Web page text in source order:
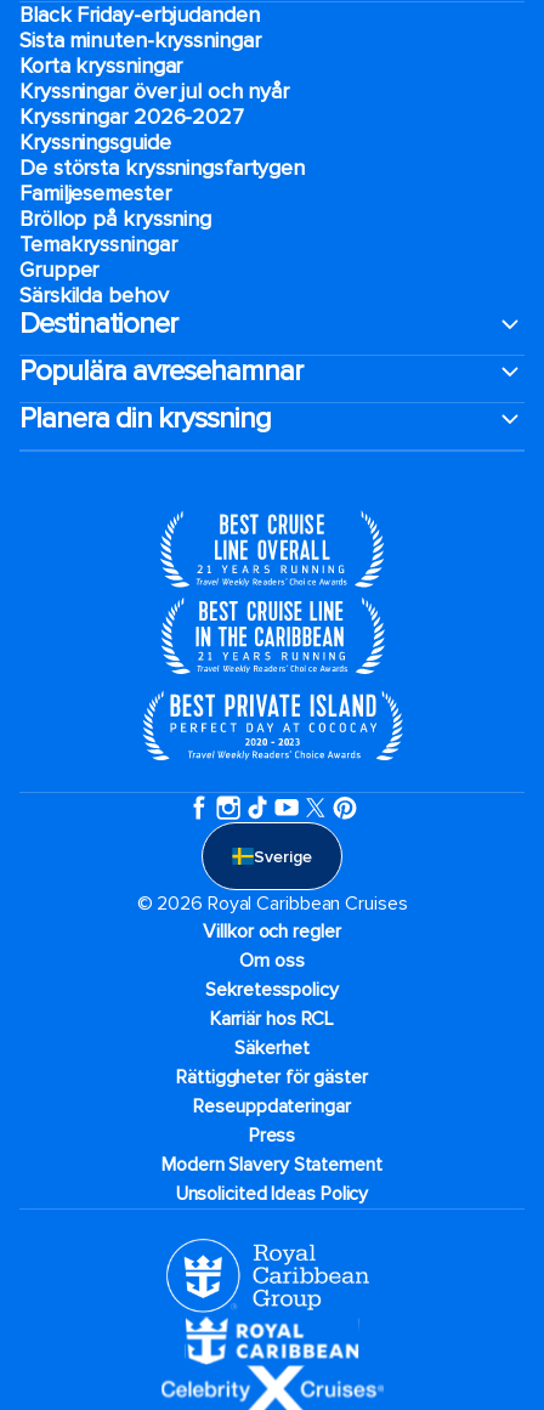
Black Friday-erbjudanden
Sista minuten-kryssningar
Korta kryssningar
Kryssningar över jul och nyår
Kryssningar 2026-2027
Kryssningsguide
De största kryssningsfartygen
Familjesemester
Bröllop på kryssning
Temakryssningar
Grupper
Särskilda behov
Destinationer
Populära avresehamnar
Planera din kryssning
Sverige
© 2026 Royal Caribbean Cruises
Villkor och regler
Om oss
Sekretesspolicy
Karriär hos RCL
Säkerhet
Rättiggheter för gäster
Reseuppdateringar​
Press
Modern Slavery Statement
Unsolicited Ideas Policy